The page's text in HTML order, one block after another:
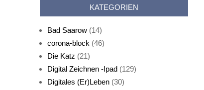
Live-Cat
KATEGORIEN
Bad Saarow(14)
corona-block (46)
Die Katz (21)
Digital Zeichnen -Ipad(129)
Digitales (Er)Leben(30)